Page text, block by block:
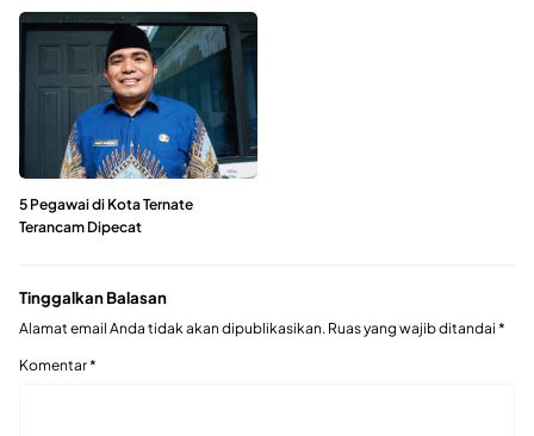
5 Pegawai di Kota Ternate
Terancam Dipecat
Tinggalkan Balasan
Alamat email Anda tidak akan dipublikasikan. Ruas yang wajib ditandai *
Komentar*